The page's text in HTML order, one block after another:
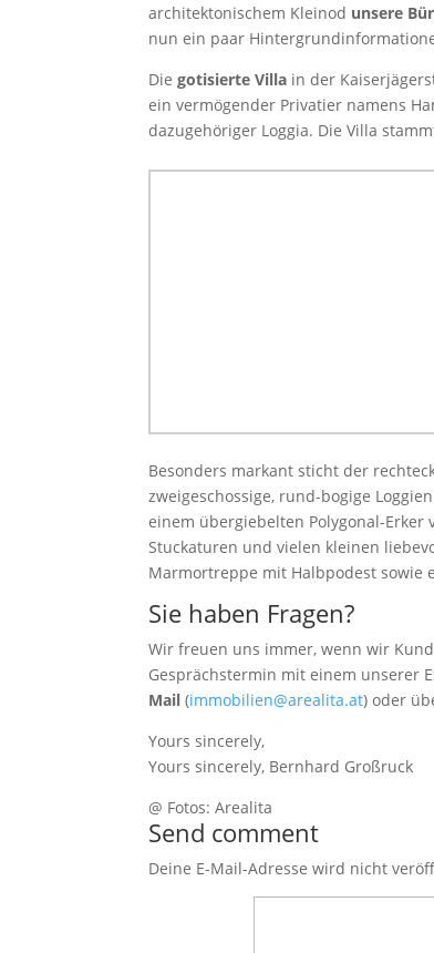
architektonischem Kleinod unsere
nun ein paar
Diegotisierte Villa in der
ein vermögender Privatier namens
dazugehöriger Loggia. Die Villa
Besonders markant sticht der
zweigeschossige, rund-bogige
einem übergiebelten Polygonal-
Stuckaturen und vielen kleinen
Marmortreppe mit Halbpodest sowie
Sie haben Fragen?
Wir freuen uns immer, wenn wir
Gesprächstermin mit einem unserer
Mail (immobilien@arealita.at) oder
Yours sincerely,
Yours sincerely, Bernhard Großruck
@ Fotos: Arealita
Send comment
Deine E-Mail-Adresse wird nicht